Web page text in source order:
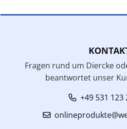
Fragen rund um Diercke
beantwortet unser
+49 531 123